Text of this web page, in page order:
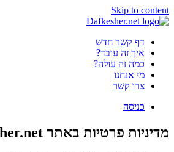
Skip to content
דף קשר חדש
איך זה עובד?
כמה זה עולה?
מי אנחנו
צרו קשר
כניסה
מדיניות פרטיות באתר dafkesher.net